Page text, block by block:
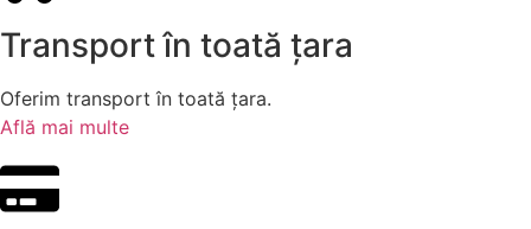
Transport în toată țara
Oferim transport în toată țara.
Află mai multe